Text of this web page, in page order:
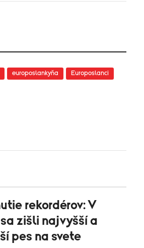
europoslankyňa Europoslanci
rekordérov: V
sa zišli najvyšší a
pes na svete